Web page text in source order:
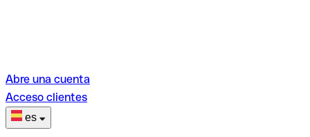
Abre una cuenta
Acceso clientes
es